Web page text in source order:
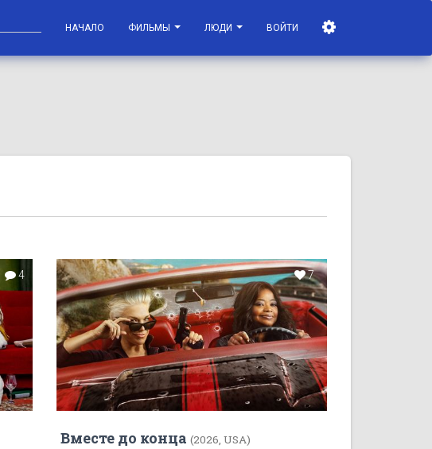
НАЧАЛО ФИЛЬМЫ ЛЮДИ ВОЙТИ
4 7
Вместе до конца (2026, USA)